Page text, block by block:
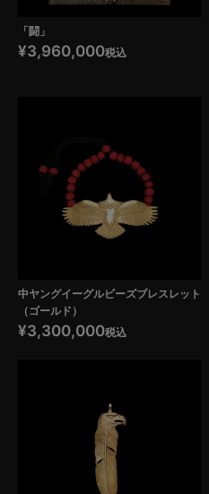
「闘」
¥3,960,000税込
中ヤングイーグルビーズブレスレット
（ゴールド）
¥3,300,000税込